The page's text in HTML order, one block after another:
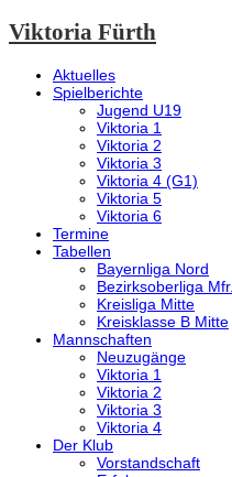
Viktoria Fürth
Aktuelles
Spielberichte
Jugend U19
Viktoria 1
Viktoria 2
Viktoria 3
Viktoria 4 (G1)
Viktoria 5
Viktoria 6
Termine
Tabellen
Bayernliga Nord
Bezirksoberliga Mfr.
Kreisliga Mitte
Kreisklasse B Mitte
Mannschaften
Neuzugänge
Viktoria 1
Viktoria 2
Viktoria 3
Viktoria 4
Der Klub
Vorstandschaft